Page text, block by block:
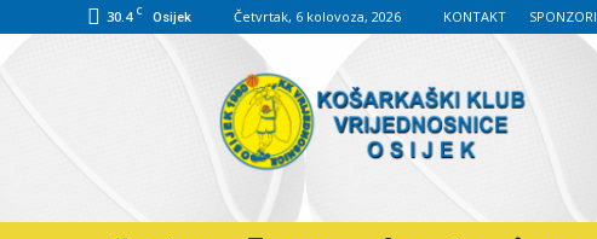
30.4 C Osijek Četvrtak, 6 kolovoza, 2026 KONTAKT SPONZORI
KK
VROS